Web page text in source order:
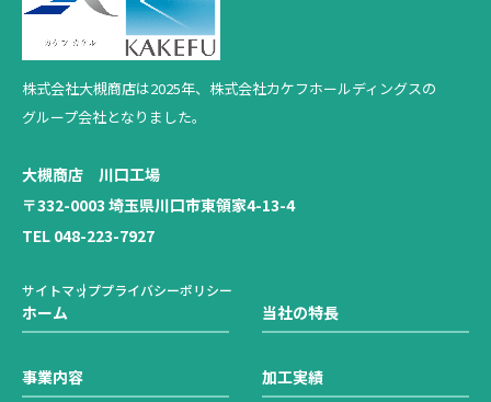
株式会社大槻商店は2025年、 株式会社カケフホールディングスの
グループ会社となりました。
大槻商店 川口工場
〒332-0003 埼玉県川口市東領家4-13-4
TEL 048-223-7927
サイトマッププライバシーポリシー
ホーム 当社の特長
事業内容 加工実績